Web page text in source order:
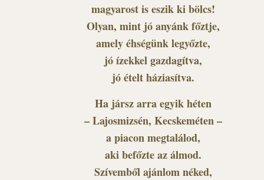
magyarost is eszik ki bölcs!
Olyan, mint jó anyánk főztje,
amely éhségünk legyőzte,
jó ízekkel gazdagítva,
jó ételt háziasítva.
Ha jársz arra egyik héten
– Lajosmizsén, Kecskeméten –
a piacon megtalálod,
aki befőzte az álmod.
Szívemből ajánlom néked,